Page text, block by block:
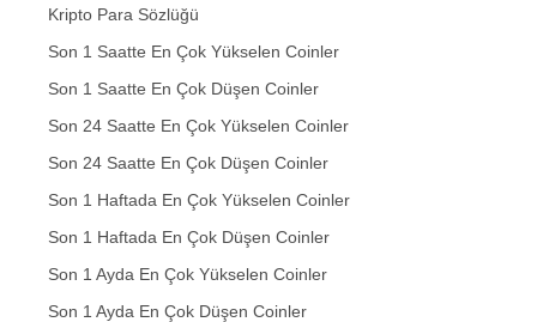
Kripto Para Sözlüğü
Son 1 Saatte En Çok Yükselen Coinler
Son 1 Saatte En Çok Düşen Coinler
Son 24 Saatte En Çok Yükselen Coinler
Son 24 Saatte En Çok Düşen Coinler
Son 1 Haftada En Çok Yükselen Coinler
Son 1 Haftada En Çok Düşen Coinler
Son 1 Ayda En Çok Yükselen Coinler
Son 1 Ayda En Çok Düşen Coinler